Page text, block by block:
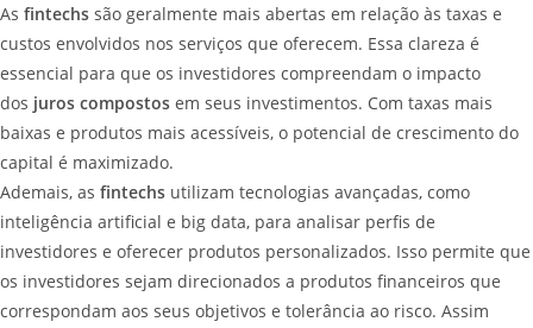
As fintechs são geralmente mais abertas em relação às taxas e
custos envolvidos nos serviços que oferecem. Essa clareza é
essencial para que os investidores compreendam o impacto
dos juros compostos em seus investimentos. Com taxas mais
baixas e produtos mais acessíveis, o potencial de crescimento do
capital é maximizado.
Ademais, as fintechs utilizam tecnologias avançadas, como
inteligência artificial e big data, para analisar perfis de
investidores e oferecer produtos personalizados. Isso permite que
os investidores sejam direcionados a produtos financeiros que
correspondam aos seus objetivos e tolerância ao risco. Assim